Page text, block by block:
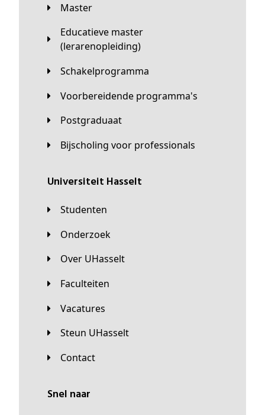
Master
Educatieve master
(lerarenopleiding)
Schakelprogramma
Voorbereidende programma's
Postgraduaat
Bijscholing voor professionals
universiteit Hasselt
Studenten
Onderzoek
Over UHasselt
Faculteiten
Vacatures
Steun UHasselt
Contact
Snel naar